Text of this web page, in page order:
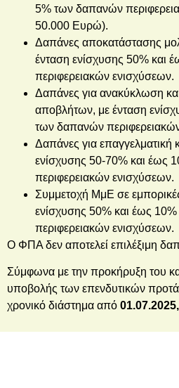
5% των δαπανών
50.000 Ευρώ).
Δαπάνες αποκατάστασης
ένταση ενίσχυσης 50% και
περιφερειακών ενισχύσεων.
Δαπάνες για ανακύκλωση
αποβλήτων, με ένταση
των δαπανών
Δαπάνες για επαγγελματική
ενίσχυσης 50-70% και έως
περιφερειακών ενισχύσεων.
Συμμετοχή ΜμΕ σε
ενίσχυσης 50% και έως
περιφερειακών ενισχύσεων.
Ο ΦΠΑ δεν αποτελεί επιλέξιμη
Σύμφωνα με την προκήρυξη του
υποβολής των επενδυτικών
χρονικό διάστημα από 01.07.2025,